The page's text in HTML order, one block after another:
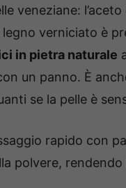
veneziane:
verniciato è
in pietra naturale
un panno. È
se la pelle è
rapido con
polvere,